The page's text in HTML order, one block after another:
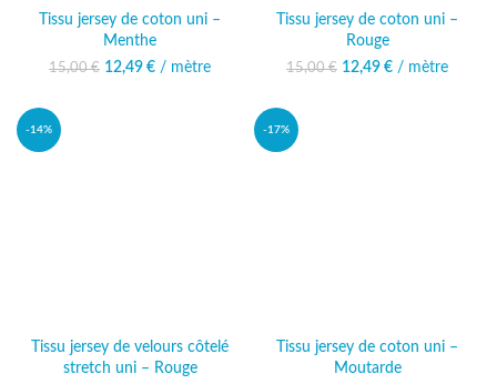
Tissu jersey de coton uni –
Menthe
15,00€
Le prix initial était :
12,49 €
Le prix
/ mètre
Tissu jersey de coton uni –
Rouge
15,00€
Le prix initial était :
12,49 €
Le prix
/ mètre
-14%
Tissu jersey de velours côtelé
stretch uni – Rouge
-17%
Tissu jersey de coton uni –
Moutarde